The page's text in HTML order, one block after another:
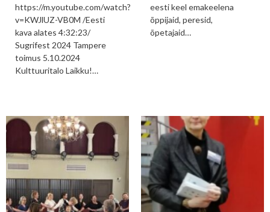
https://m.youtube.com/watch?
v=KWJlUZ-VB0M /Eesti
kava alates 4:32:23/
Sugrifest 2024 Tampere
toimus 5.10.2024
Kulttuuritalo Laikku!…
eesti keel emakeelena
õppijaid, peresid,
õpetajaid…